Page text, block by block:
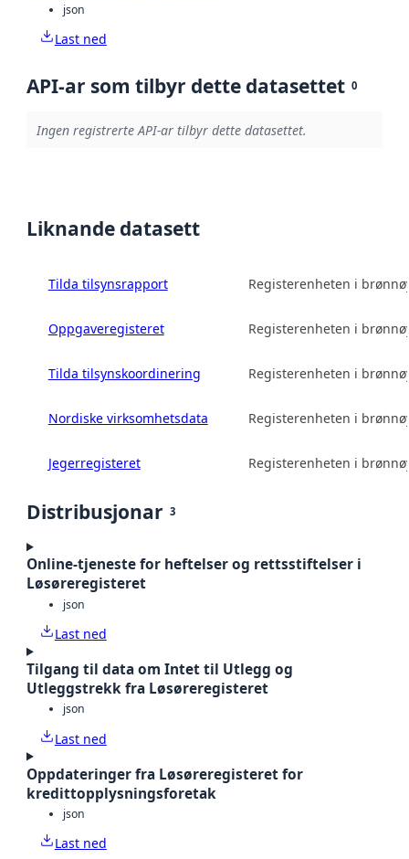
json
Last ned
API-ar som tilbyr dette datasettet 0
Ingen registrerte API-ar tilbyr dette datasettet.
Liknande datasett
Tilda tilsynsrapport Registerenheten i
Oppgaveregisteret Registerenheten i
Tilda tilsynskoordinering Registerenheten i
Nordiske virksomhetsdata Registerenheten i
Jegerregisteret Registerenheten i
Distribusjonar 3
Online-tjeneste for heftelser og rettsstiftelser i
Løsøreregisteret
json
Last ned
Tilgang til data om Intet til Utlegg og
Utleggstrekk fra Løsøreregisteret
json
Last ned
Oppdateringer fra Løsøreregisteret for
kredittopplysningsforetak
json
Last ned